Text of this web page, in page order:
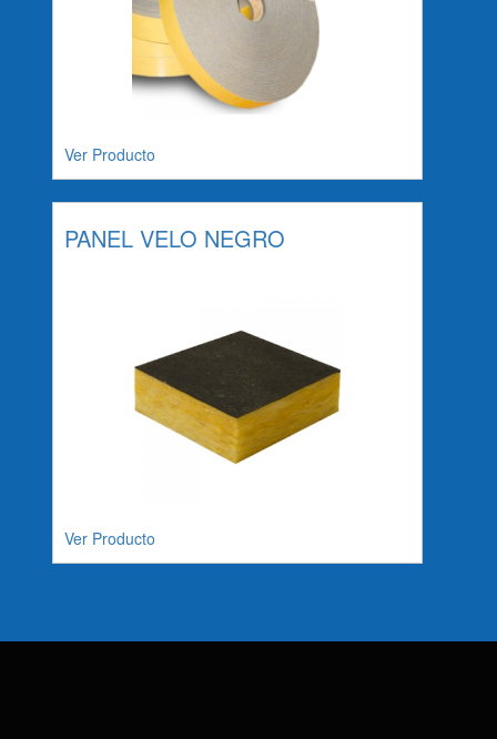
Ver Producto
PANEL VELO NEGRO
Ver Producto